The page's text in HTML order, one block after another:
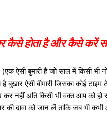
कैसे होता है और कैसे करें
ऐसी बुमारी है जो साल में किसी भी
है बुखार ऐसी बीमारी जिसका कोई
कर नहीं अति किसी भी वक्त आप को हो
की दावा को जान लें ताकि जब भी